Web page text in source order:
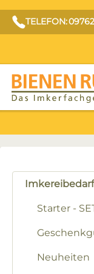
TELEFON:
Imkereibedarf
Starter -
Neuheiten